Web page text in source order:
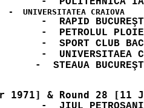
-  RAPID
-
-  SPORT